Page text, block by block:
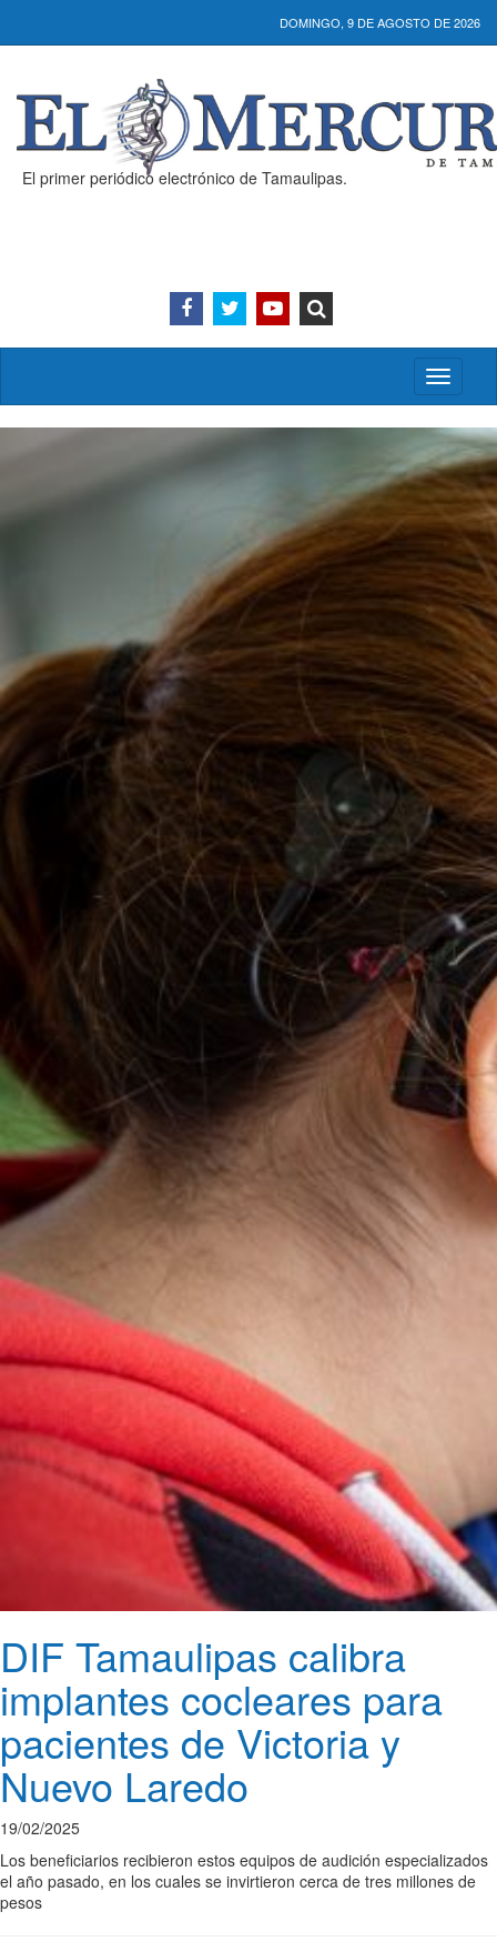
DOMINGO, 9 DE AGOSTO DE 2026
El primer periódico electrónico de Tamaulipas.
Activar/
menú
DIF Tamaulipas calibra
implantes cocleares para
pacientes de Victoria y
Nuevo Laredo
19/02/2025
Los beneficiarios recibieron estos equipos de audición especializados
el año pasado, en los cuales se invirtieron cerca de tres millones de
pesos